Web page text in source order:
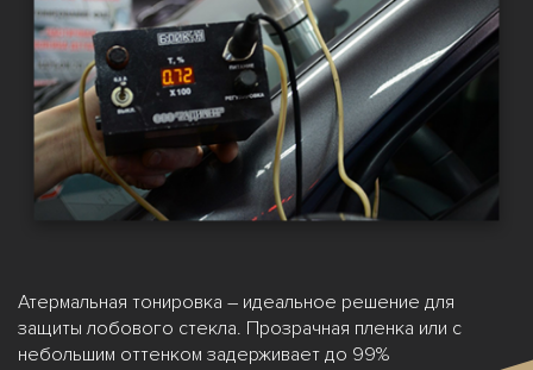
Атермальная тонировка – идеальное решение для
защиты лобового стекла. Прозрачная пленка или с
небольшим оттенком задерживает до 99%